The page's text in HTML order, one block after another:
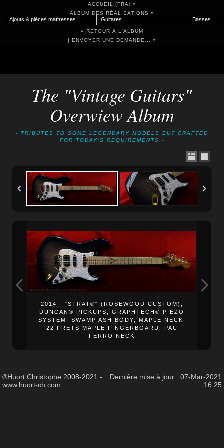
ACCUEIL (FRA) »
ALBUM DES RÉALISATIONS »
VINTAGE GUITARS
« RETOUR À L'ALBUM
| ENVOYER UNE DEMANDE... »
Ajouts & pièces maîtresses... Guitares Basses
The "Vintage Guitars"
Overwiew Album
- TRIBUTES TO SOME LEGENDARY MODELS BUT CRAFTED
FOR TODAY'S REQUIREMENTS -
2014 - "STRAT®" (ROSEWOOD CUSTOM),
DUNCAN® PICKUPS, GRAPHTECH® PIEZO
SYSTEM, SWAMP ASH BODY, MAPLE NECK,
22 FRETS MAPLE FINGERBOARD, PAU
FERRO NECK
®Huort Christophe 2008-2021 -
www.huort-ch.com
Dernière mise à jour : 07-Mar-2021
16:25